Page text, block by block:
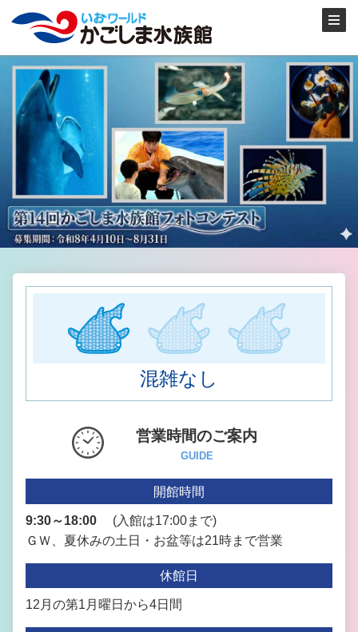
混雑なし
営業時間のご案内
GUIDE
開館時間
9:30～18:00 (入館は17:00まで)
ＧＷ、夏休みの土日・お盆等は21時まで営業
休館日
12月の第1月曜日から4日間